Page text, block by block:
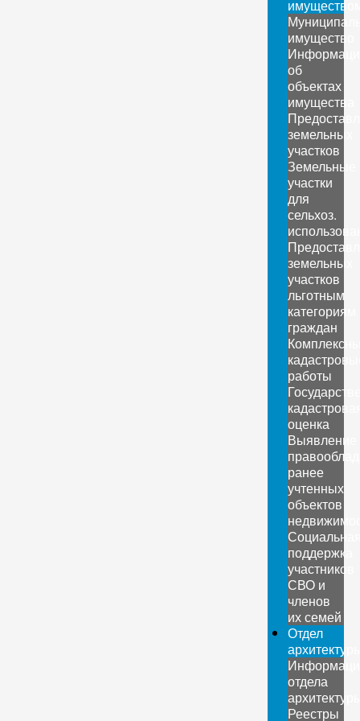
имущество
об
объектах
имущества
земельных
участков
Земельные
участки
для
сельхоз.
земельных
участков
льготным
категориям
граждан
работы
оценка
Выявление
ранее
учтенных
объектов
поддержка
участников
СВО и
членов
их семей
Отдел
отдела
Реестры